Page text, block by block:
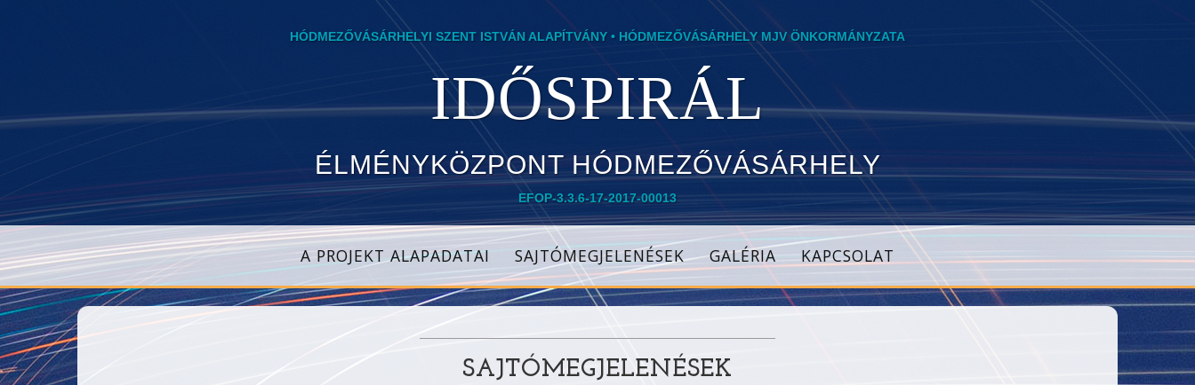
HÓDMEZŐVÁSÁRHELYI SZENT ISTVÁN ALAPÍTVÁNY • HÓDMEZŐVÁSÁRHELY MJV ÖNKORMÁNYZATA
IDŐSPIRÁL
ÉLMÉNYKÖZPONT HÓDMEZŐVÁSÁRHELY
EFOP-3.3.6-17-2017-00013
A PROJEKT ALAPADATAI SAJTÓMEGJELENÉSEK GALÉRIA KAPCSOLAT
SAJTÓMEGJELENÉSEK